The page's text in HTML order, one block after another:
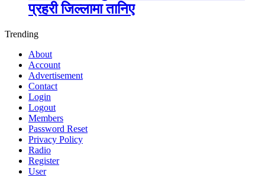
प्रहरी जिल्लामा तानिए
Trending
About
Account
Advertisement
Contact
Login
Logout
Members
Password Reset
Privacy Policy
Radio
Register
User